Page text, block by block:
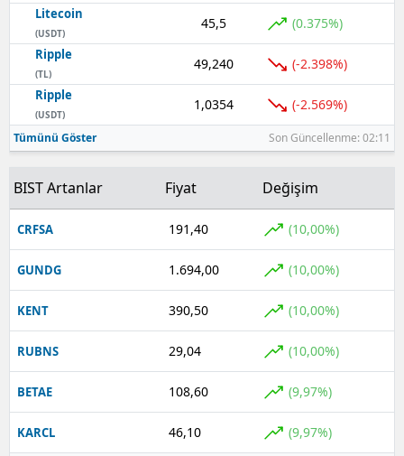
Litecoin
(USDT)
45,5 (0.375%)
Ripple
(TL)
49,240 (-2.398%)
Ripple
(USDT)
1,0354 (-2.569%)
Tümünü Göster Son Güncellenme: 02:11
BIST Artanlar Fiyat Değişim
CRFSA 191,40 (10,00%)
GUNDG 1.694,00 (10,00%)
KENT 390,50 (10,00%)
RUBNS 29,04 (10,00%)
BETAE 108,60 (9,97%)
KARCL 46,10 (9,97%)